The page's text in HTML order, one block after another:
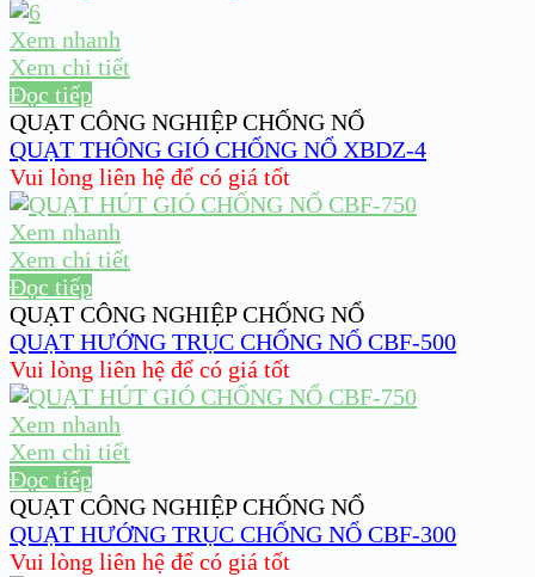
Xem nhanh
Xem chi tiết
Đọc tiếp
QUẠT CÔNG NGHIỆP CHỐNG NỔ
QUẠT THÔNG GIÓ CHỐNG NỔ XBDZ-4
Vui lòng liên hệ để có giá tốt
Xem nhanh
Xem chi tiết
Đọc tiếp
QUẠT CÔNG NGHIỆP CHỐNG NỔ
QUẠT HƯỚNG TRỤC CHỐNG NỔ CBF-500
Vui lòng liên hệ để có giá tốt
Xem nhanh
Xem chi tiết
Đọc tiếp
QUẠT CÔNG NGHIỆP CHỐNG NỔ
QUẠT HƯỚNG TRỤC CHỐNG NỔ CBF-300
Vui lòng liên hệ để có giá tốt